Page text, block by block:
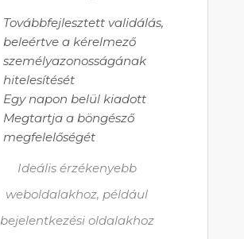
Továbbfejlesztett validálás,
beleértve a kérelmező
személyazonosságának
hitelesítését
Egy napon belül kiadott
Megtartja a böngésző
megfelelőségét
Ideális érzékenyebb
weboldalakhoz, például
bejelentkezési oldalakhoz